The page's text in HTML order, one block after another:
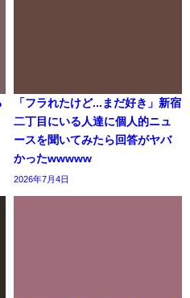
「フラれたけど...まだ好き」新宿
二丁目にいる人達に個人的ニュ
ースを聞いてみたら回答がヤバ
かったwwwww
2026年7月4日